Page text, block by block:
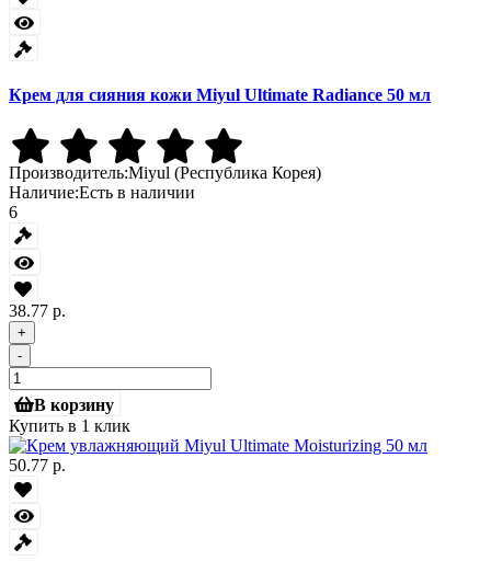
Крем для сияния кожи Miyul Ultimate Radiance 50 мл
Производитель:Miyul (Республика Корея)
Наличие:Есть в наличии
6
38.77 р.
+
-
В корзину
Купить в 1 клик
50.77 р.